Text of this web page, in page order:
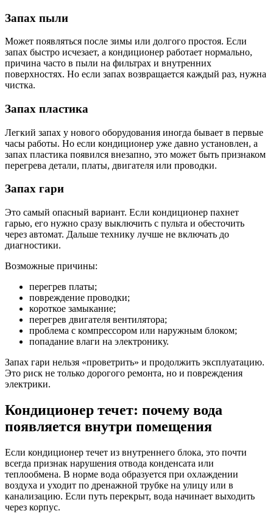
Запах пыли
Может появляться после зимы или долгого простоя. Если
запах быстро исчезает, а кондиционер работает нормально,
причина часто в пыли на фильтрах и внутренних
поверхностях. Но если запах возвращается каждый раз, нужна
чистка.
Запах пластика
Легкий запах у нового оборудования иногда бывает в первые
часы работы. Но если кондиционер уже давно установлен, а
запах пластика появился внезапно, это может быть признаком
перегрева детали, платы, двигателя или проводки.
Запах гари
Это самый опасный вариант. Если кондиционер пахнет
гарью, его нужно сразу выключить с пульта и обесточить
через автомат. Дальше технику лучше не включать до
диагностики.
Возможные причины:
перегрев платы;
повреждение проводки;
короткое замыкание;
перегрев двигателя вентилятора;
проблема с компрессором или наружным блоком;
попадание влаги на электронику.
Запах гари нельзя «проветрить» и продолжить эксплуатацию.
Это риск не только дорогого ремонта, но и повреждения
электрики.
Кондиционер течет: почему вода
появляется внутри помещения
Если кондиционер течет из внутреннего блока, это почти
всегда признак нарушения отвода конденсата или
теплообмена. В норме вода образуется при охлаждении
воздуха и уходит по дренажной трубке на улицу или в
канализацию. Если путь перекрыт, вода начинает выходить
через корпус.